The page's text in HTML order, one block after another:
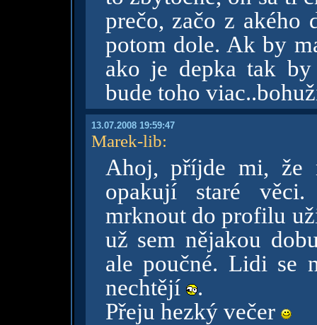
prečo, začo z akého
potom dole. Ak by
ako je depka tak
bude toho
13.07.2008 19:59:47
Marek-lib:
Ahoj, příjde mi, že
opakují staré
mrknout do profilu
už sem nějakou
ale poučné. Lidi se
nechtějí
.
Přeju hezký večer